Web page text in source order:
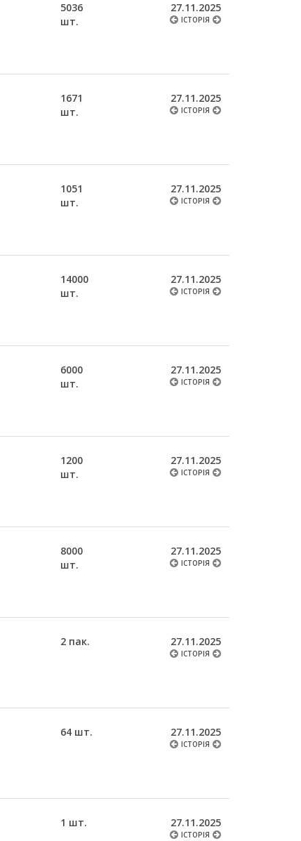
5036
шт.
27.11.2025
ІСТОРІЯ
1671
шт.
27.11.2025
ІСТОРІЯ
1051
шт.
27.11.2025
ІСТОРІЯ
14000
шт.
27.11.2025
ІСТОРІЯ
6000
шт.
27.11.2025
ІСТОРІЯ
1200
шт.
27.11.2025
ІСТОРІЯ
8000
шт.
27.11.2025
ІСТОРІЯ
2 пак. 27.11.2025
ІСТОРІЯ
64 шт. 27.11.2025
ІСТОРІЯ
1 шт. 27.11.2025
ІСТОРІЯ